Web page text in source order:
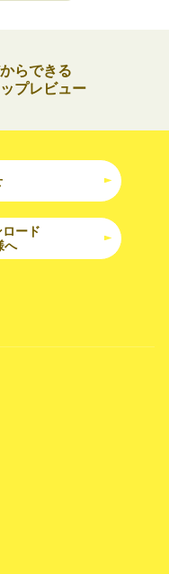
らできる
プレビュー
ード
へ